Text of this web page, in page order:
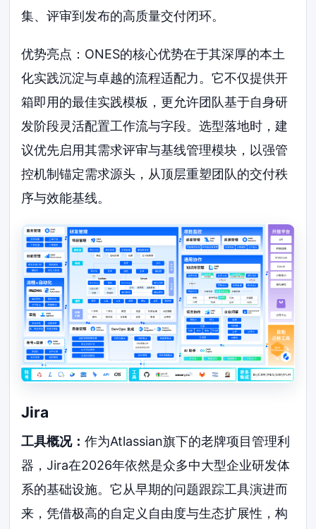
集、评审到发布的高质量交付闭环。
优势亮点：ONES的核心优势在于其深厚的本土
化实践沉淀与卓越的流程适配力。它不仅提供开
箱即用的最佳实践模板，更允许团队基于自身研
发阶段灵活配置工作流与字段。选型落地时，建
议优先启用其需求评审与基线管理模块，以强管
控机制锚定需求源头，从顶层重塑团队的交付秩
序与效能基线。
Jira
工具概况：作为Atlassian旗下的老牌项目管理利
器，Jira在2026年依然是众多中大型企业研发体
系的基础设施。它从早期的问题跟踪工具演进而
来，凭借极高的自定义自由度与生态扩展性，构